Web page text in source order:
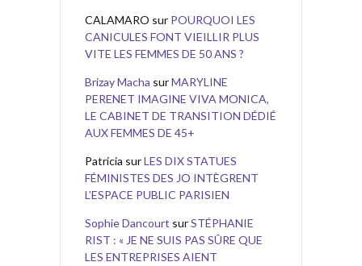
CALAMARO sur POURQUOI LES
CANICULES FONT VIEILLIR PLUS
VITE LES FEMMES DE 50 ANS ?
Brizay Macha surMARYLINE
PERENET IMAGINE VIVA MONICA,
LE CABINET DE TRANSITION DÉDIÉ
AUX FEMMES DE 45+
Patricia surLES DIX STATUES
FÉMINISTES DES JO INTÈGRENT
L’ESPACE PUBLIC PARISIEN
Sophie Dancourt surSTÉPHANIE
RIST : « JE NE SUIS PAS SÛRE QUE
LES ENTREPRISES AIENT